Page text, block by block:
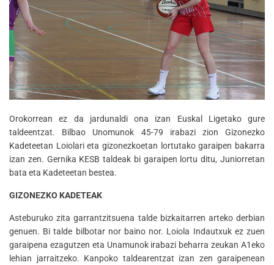
Orokorrean ez da jardunaldi ona izan Euskal Ligetako gure
taldeentzat. Bilbao Unomunok 45-79 irabazi zion Gizonezko
Kadeteetan Loiolari eta gizonezkoetan lortutako garaipen bakarra
izan zen. Gernika KESB taldeak bi garaipen lortu ditu, Juniorretan
bata eta Kadeteetan bestea.
GIZONEZKO KADETEAK
Asteburuko zita garrantzitsuena talde bizkaitarren arteko derbian
genuen. Bi talde bilbotar nor baino nor. Loiola Indautxuk ez zuen
garaipena ezagutzen eta Unamunok irabazi beharra zeukan A1eko
lehian jarraitzeko. Kanpoko taldearentzat izan zen garaipenean